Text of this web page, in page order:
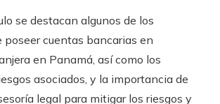
se destacan algunos de los
poseer cuentas bancarias en
en Panamá, así como los
asociados, y la importancia de
legal para mitigar los riesgos y